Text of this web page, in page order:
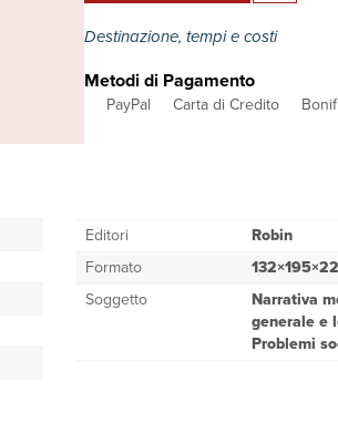
Destinazione, tempi e costi
Metodi di Pagamento
PayPal Carta di Credito
Editori
Robin
Formato
132×195×22
Soggetto
Narrativa
generale e
Problemi